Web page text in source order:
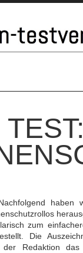
haben
zum
Die
Redaktion das